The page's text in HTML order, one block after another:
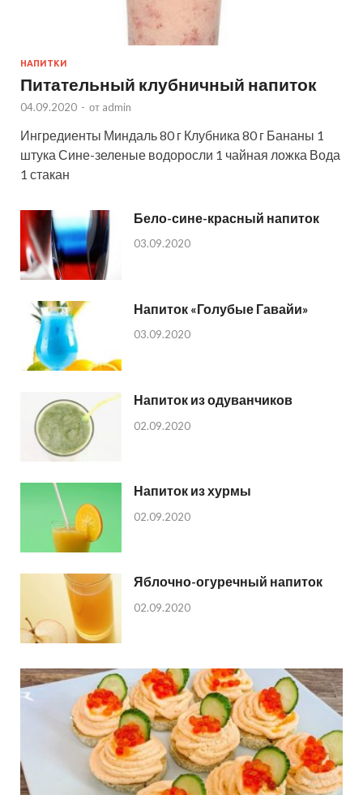
НАПИТКИ
Питательный клубничный напиток
04.09.2020 - от admin
Ингредиенты Миндаль 80 г Клубника 80 г Бананы 1
штука Сине-зеленые водоросли 1 чайная ложка Вода
1 стакан
Бело-сине-красный напиток
03.09.2020
Напиток «Голубые Гавайи»
03.09.2020
Напиток из одуванчиков
02.09.2020
Напиток из хурмы
02.09.2020
Яблочно-огуречный напиток
02.09.2020